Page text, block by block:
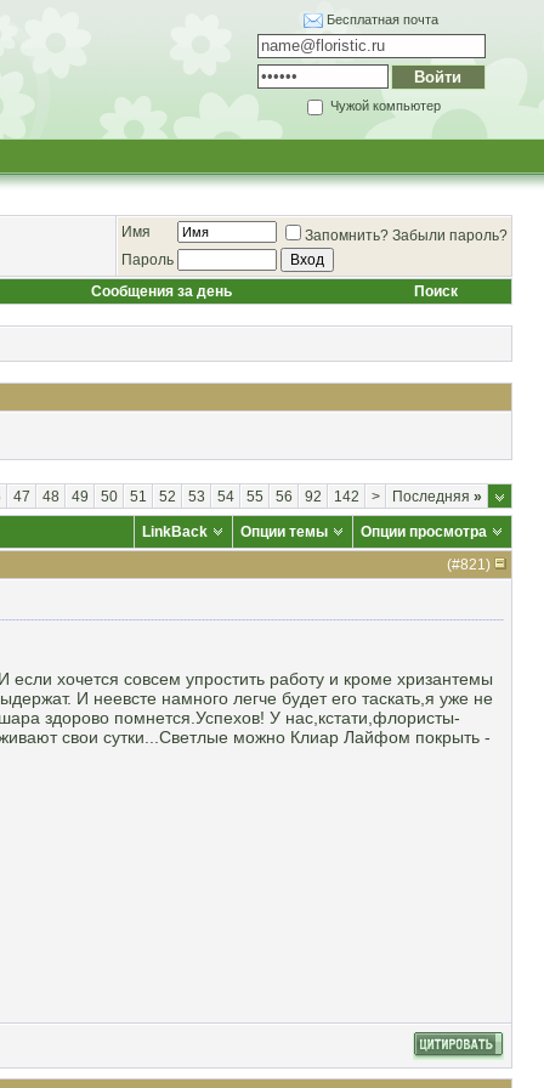
Бесплатная почта
Чужой компьютер
Имя Запомнить? Забыли пароль?
Пароль
Сообщения за день Поиск
47 48 49 50 51 52 53 54 55 56 92 142 > Последняя »
LinkBack Опции темы
Опции просмотра
(#821)
хочется совсем упростить работу и кроме хризантемы
И неевсте намного легче будет его таскать,я уже не
здорово помнется.Успехов! У нас,кстати,флористы-
свои сутки...Светлые можно Клиар Лайфом покрыть -